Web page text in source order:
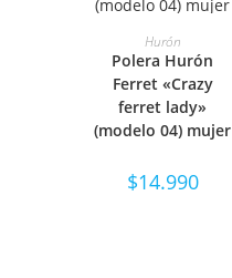
SELECCIONAR
OPCIONES
Hurón
Polera Hurón
Ferret «Crazy
ferret lady»
(modelo 04) mujer
$14.990